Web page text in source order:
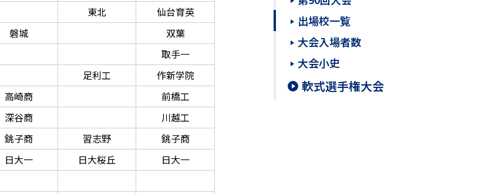
東北
仙台育英
磐城
双葉
取手一
足利工
作新学院
高崎商
前橋工
深谷商
川越工
銚子商 習志野
銚子商
日大一 日大桜丘
日大一
出場校一覧
大会入場者数
大会小史
軟式選手権大会